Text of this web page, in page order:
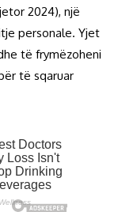
2024), një
personale. Yjet
të frymëzoheni
të sqaruar